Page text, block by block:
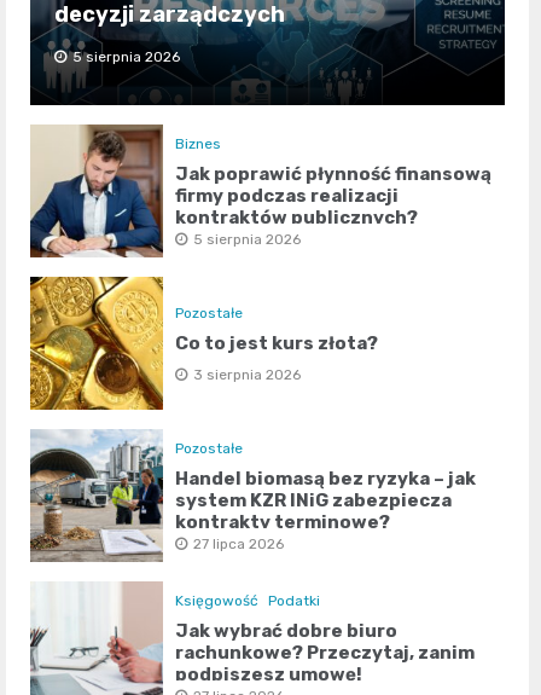
decyzji zarządczych
5 sierpnia 2026
Biznes
Jak poprawić płynność finansową
firmy podczas realizacji
kontraktów publicznych?
5 sierpnia 2026
Pozostałe
Co to jest kurs złota?
3 sierpnia 2026
Pozostałe
Handel biomasą bez ryzyka – jak
system KZR INiG zabezpiecza
kontrakty terminowe?
27 lipca 2026
Księgowość Podatki
Jak wybrać dobre biuro
rachunkowe? Przeczytaj, zanim
podpiszesz umowę!